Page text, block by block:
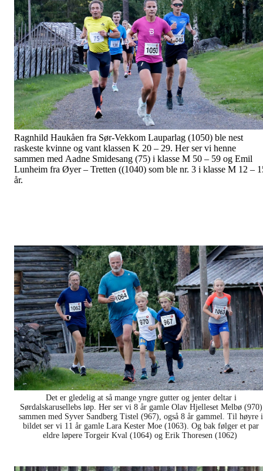
Ragnhild Haukåen fra Sør-Vekkom Lauparlag (1050) ble nest
raskeste kvinne og vant klassen K 20 – 29. Her ser vi henne
sammen med Aadne Smidesang (75) i klasse M 50 – 59 og Emil
Lunheim fra Øyer – Tretten ((1040) som ble nr. 3 i klasse M 12 –
år.
Det er gledelig at så mange yngre gutter og jenter deltar i
Sørdalskarusellebs løp. Her ser vi 8 år gamle Olav Hjelleset Melbø (970)
sammen med Syver Sandberg Tistel (967), også 8 år gammel. Til høyre i
bildet ser vi 11 år gamle Lara Kester Moe (1063). Og bak følger et par
eldre løpere Torgeir Kval (1064) og Erik Thoresen (1062)